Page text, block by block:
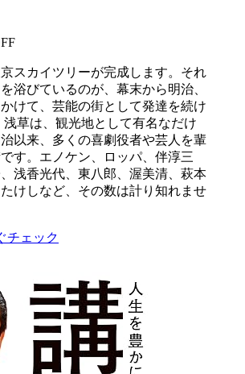
スカイツリーが完成します。それ
浴びているのが、幕末から明治、
けて、芸能の街として発達を続け
浅草は、観光地として有名なだけ
以来、多くの喜劇役者や芸人を輩
す。エノケン、ロッパ、伴淳三
浅香光代、東八郎、渥美清、萩本
けしなど、その数は計り知れませ
チェック